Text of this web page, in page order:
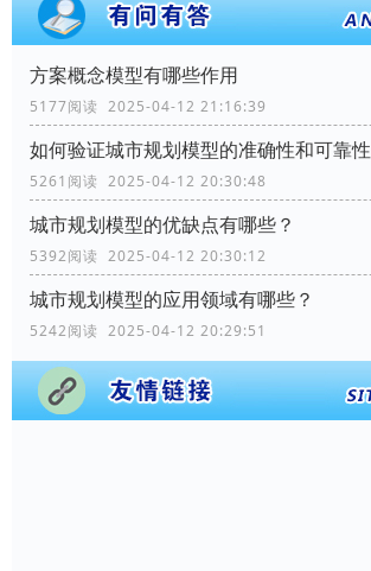
方案概念模型有哪些作用
5177阅读 2025-04-12 21:16:39
如何验证城市规划模型的准确性和可靠性
5261阅读 2025-04-12 20:30:48
城市规划模型的优缺点有哪些？
5392阅读 2025-04-12 20:30:12
城市规划模型的应用领域有哪些？
5242阅读 2025-04-12 20:29:51